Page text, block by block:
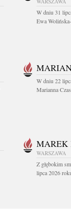
W dniu 31
Ewa
W dniu 22
Marianna
MAREK
WARSZAWA
Z głębokim
lipca 2026